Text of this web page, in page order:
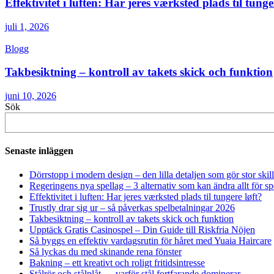
Effektivitet i luften: Har jeres værksted plads til
juli 1, 2026
Blogg
Takbesiktning – kontroll av takets skick och funktion
juni 10, 2026
Sök
Senaste inläggen
Dörrstopp i modern design – den lilla detaljen som gör stor
Regeringens nya spellag – 3 alternativ som kan ändra allt för
Effektivitet i luften: Har jeres værksted plads til tungere løft?
Trustly drar sig ur – så påverkas spelbetalningar 2026
Takbesiktning – kontroll av takets skick och funktion
Upptäck Gratis Casinospel – Din Guide till Riskfria Nöjen
Så byggs en effektiv vardagsrutin för håret med Yuaia Haircare
Så lyckas du med skinande rena fönster
Bakning – ett kreativt och roligt fritidsintresse